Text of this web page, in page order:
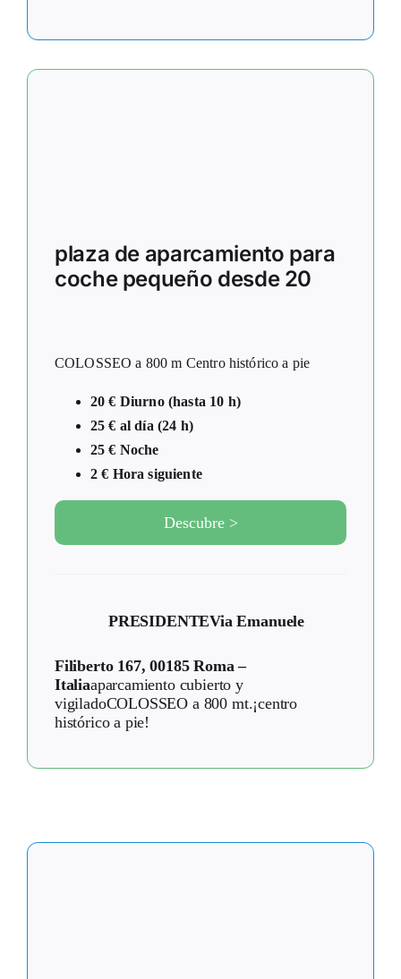
plaza de aparcamiento para
coche pequeño desde 20
COLOSSEO a 800 m Centro histórico a pie
20 € Diurno (hasta 10 h)
25 € al día (24 h)
25 € Noche
2 € Hora siguiente
Descubre >
PRESIDENTEVia Emanuele
Filiberto 167, 00185 Roma –
Italiaaparcamiento cubierto y
vigiladoCOLOSSEO a 800 mt.¡centro
histórico a pie!